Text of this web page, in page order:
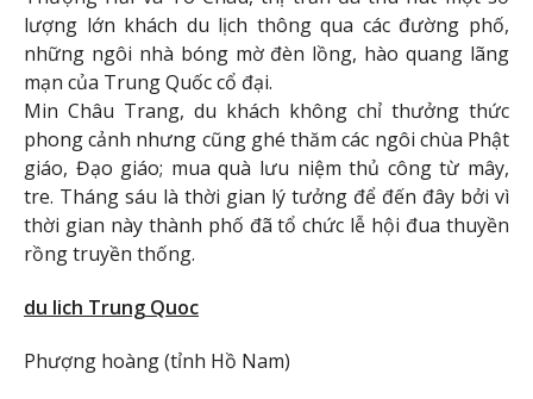
lượng lớn khách du lịch thông qua các đường phố,
những ngôi nhà bóng mờ đèn lồng, hào quang lãng
mạn của Trung Quốc cổ đại.
Min Châu Trang, du khách không chỉ thưởng thức
phong cảnh nhưng cũng ghé thăm các ngôi chùa Phật
giáo, Đạo giáo; mua quà lưu niệm thủ công từ mây,
tre. Tháng sáu là thời gian lý tưởng để đến đây bởi vì
thời gian này thành phố đã tổ chức lễ hội đua thuyền
rồng truyền thống.
du lich Trung Quoc
Phượng hoàng (tỉnh Hồ Nam)